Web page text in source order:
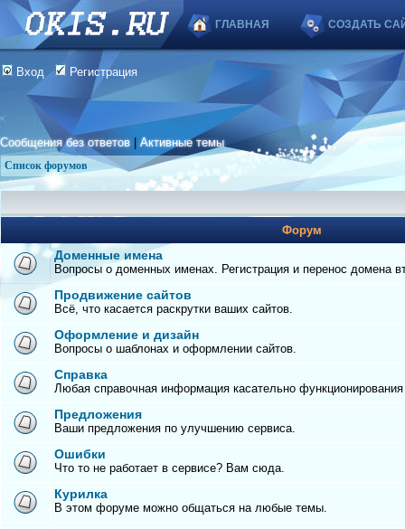
ГЛАВНАЯ СОЗДАТЬ
Вход Регистрация
Сообщения без ответов |Активные темы
Список форумов
Форум
Доменные имена
Вопросы о доменных именах. Регистрация и перенос домена
Продвижение сайтов
Всё, что касается раскрутки ваших сайтов.
Оформление и дизайн
Вопросы о шаблонах и оформлении сайтов.
Справка
Любая справочная информация касательно
Предложения
Ваши предложения по улучшению сервиса.
Ошибки
Что то не работает в сервисе? Вам сюда.
Курилка
В этом форуме можно общаться на любые темы.